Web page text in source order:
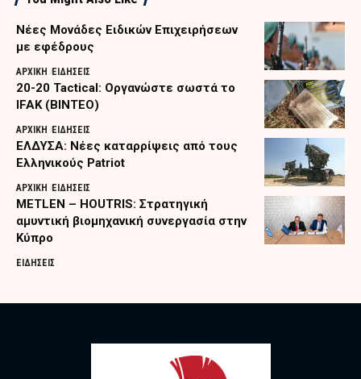
Nέες Μονάδες Ειδικών Επιχειρήσεων
με εφέδρους
ΑΡΧΙΚΗ ΕΙΔΗΣΕΙΣ
20-20 Tactical: Οργανώστε σωστά το
IFAK (ΒΙΝΤΕΟ)
ΑΡΧΙΚΗ ΕΙΔΗΣΕΙΣ
ΕΛΔΥΣΑ: Νέες καταρρίψεις από τους
Ελληνικούς Patriot
ΑΡΧΙΚΗ ΕΙΔΗΣΕΙΣ
METLEN – HOUTRIS: Στρατηγική
αμυντική βιομηχανική συνεργασία στην
Κύπρο
ΕΙΔΗΣΕΙΣ